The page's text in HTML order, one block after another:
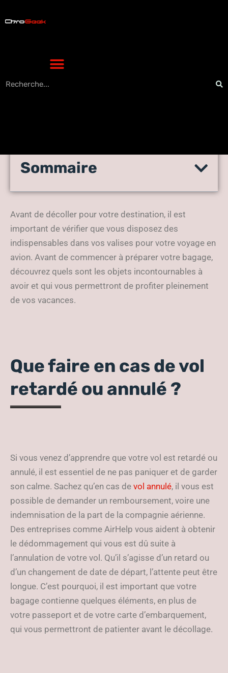
pour partir en voyage
Sommaire
Avant de décoller pour votre destination, il est
important de vérifier que vous disposez des
indispensables dans vos valises pour votre voyage en
avion. Avant de commencer à préparer votre bagage,
découvrez quels sont les objets incontournables à
avoir et qui vous permettront de profiter pleinement
de vos vacances.
Que faire en cas de vol
retardé ou annulé ?
Si vous venez d’apprendre que votre vol est retardé ou
annulé, il est essentiel de ne pas paniquer et de garder
son calme. Sachez qu’en cas de vol annulé, il vous est
possible de demander un remboursement, voire une
indemnisation de la part de la compagnie aérienne.
Des entreprises comme AirHelp vous aident à obtenir
le dédommagement qui vous est dû suite à
l’annulation de votre vol. Qu’il s’agisse d’un retard ou
d’un changement de date de départ, l’attente peut être
longue. C’est pourquoi, il est important que votre
bagage contienne quelques éléments, en plus de
votre passeport et de votre carte d’embarquement,
qui vous permettront de patienter avant le décollage.